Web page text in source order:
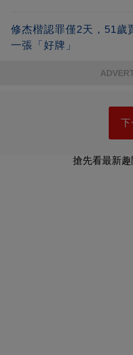
修杰楷認罪僅2天，51歲
一張「好牌」
下
搶先看最新